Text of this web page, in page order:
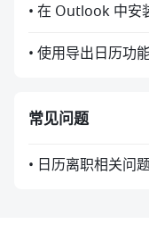
• 在 Outlook 中安
• 使用导出日历功
常见问题
• 日历离职相关问